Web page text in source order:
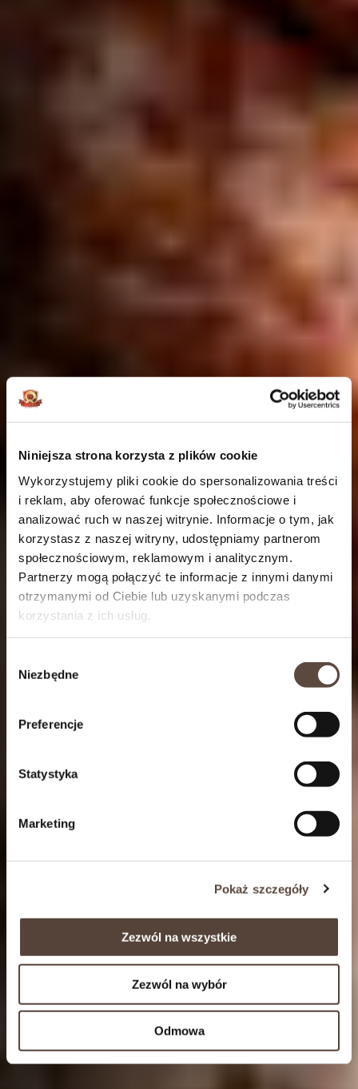
Niniejsza strona korzysta z plików cookie
Wykorzystujemy pliki cookie do spersonalizowania treści
i reklam, aby oferować funkcje społecznościowe i
analizować ruch w naszej witrynie. Informacje o tym, jak
korzystasz z naszej witryny, udostępniamy partnerom
społecznościowym, reklamowym i analitycznym.
Partnerzy mogą połączyć te informacje z innymi danymi
otrzymanymi od Ciebie lub uzyskanymi podczas
korzystania z ich usług.
zgody
Niezbędne
Preferencje
Statystyka
Marketing
Pokaż szczegóły
Zezwól na wszystkie
Zezwól na wybór
Odmowa